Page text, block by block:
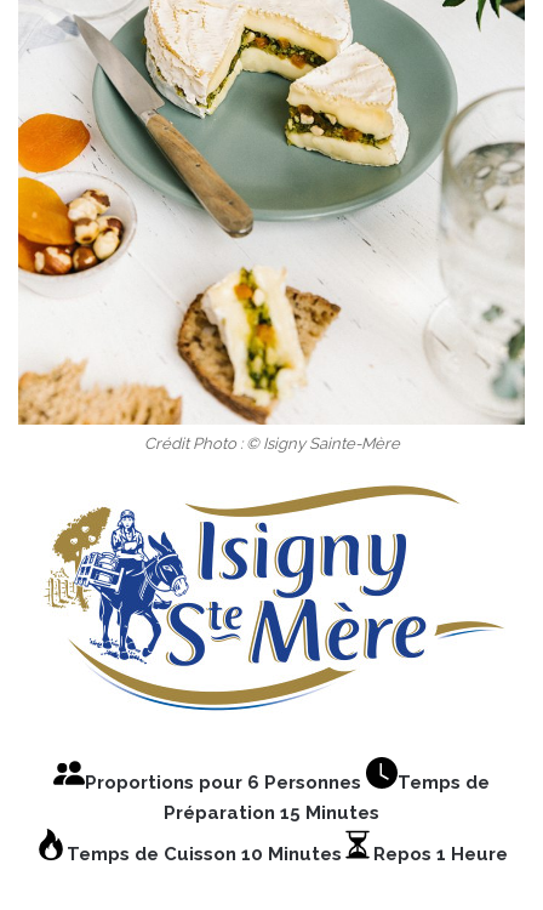
Crédit Photo : © Isigny Sainte-Mère
Proportions pour 6 Personnes
Temps de
Préparation 15 Minutes
Temps de Cuisson 10 Minutes
Repos 1 Heure